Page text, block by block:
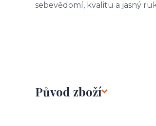
sebevědomí, kvalitu a jasný
Původ zboží